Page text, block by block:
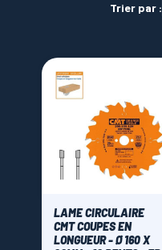
alésage de lame
Epaisseur de rainure
Epaisseur
1,5 mm(13)
Trier par :
LAME CIRCULAIRE
CMT COUPES EN
LONGUEUR - Ø 160 X